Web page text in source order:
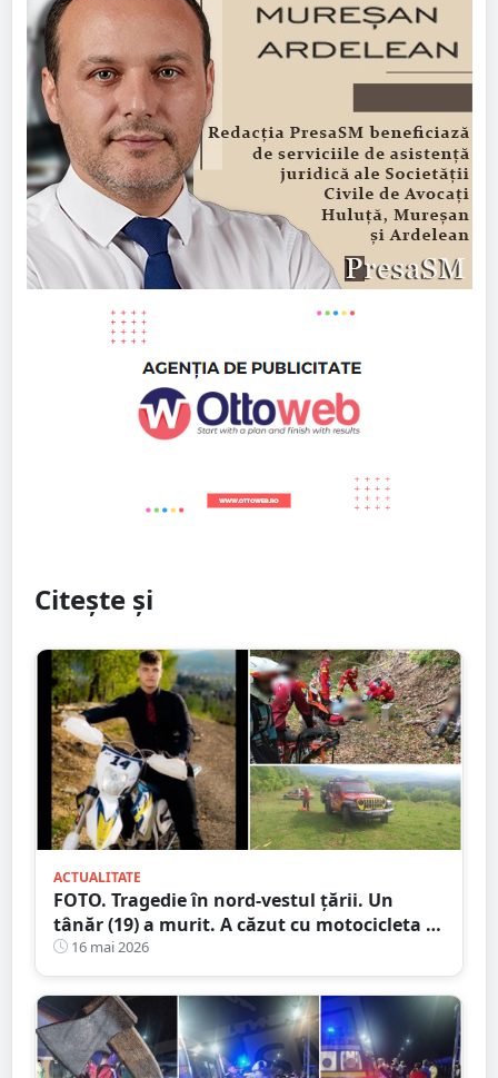
Citește și
ACTUALITATE
FOTO. Tragedie în nord-vestul țării. Un
tânăr (19) a murit. A căzut cu motocicleta în
prăpastie
16 mai 2026